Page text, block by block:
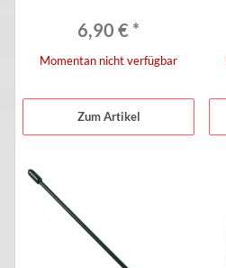
6,90 € *
Momentan nicht verfügbar
Zum Artikel